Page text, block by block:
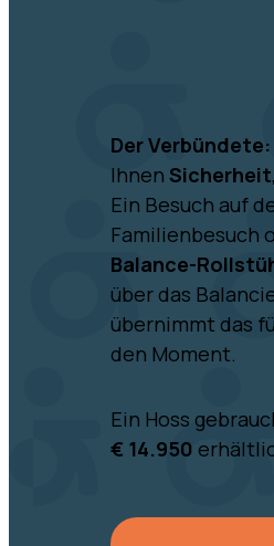
Der Verbündete:
Ihnen Sicherheit
Ein Besuch auf
Familienbesuch
Balance-
über das
übernimmt das
den Moment.
Ein Hoss
€ 14.950